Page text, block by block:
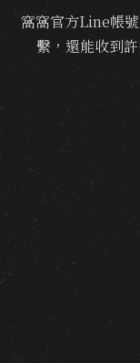
窩窩官方Line帳
繫，還能收到